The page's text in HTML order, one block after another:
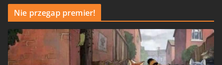
Nie przegap premier!